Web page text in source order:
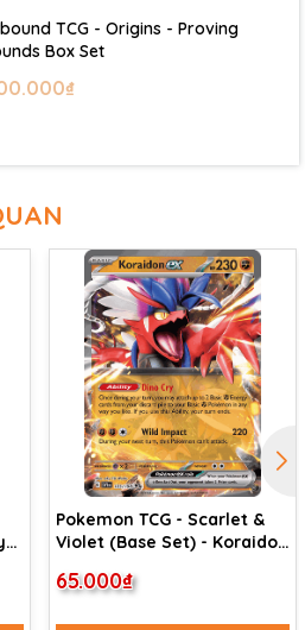
TCG - Origins - Proving
Box Set
Pokemon TCG - Scarlet &
Violet (Base Set) - Koraidon
65.000₫